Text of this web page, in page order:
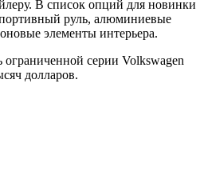
В список опций для новинки
руль, алюминиевые
элементы интерьера.
ограниченной серии Volkswagen
долларов.